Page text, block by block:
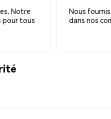
Notre
pour tous
Nous
dans nos